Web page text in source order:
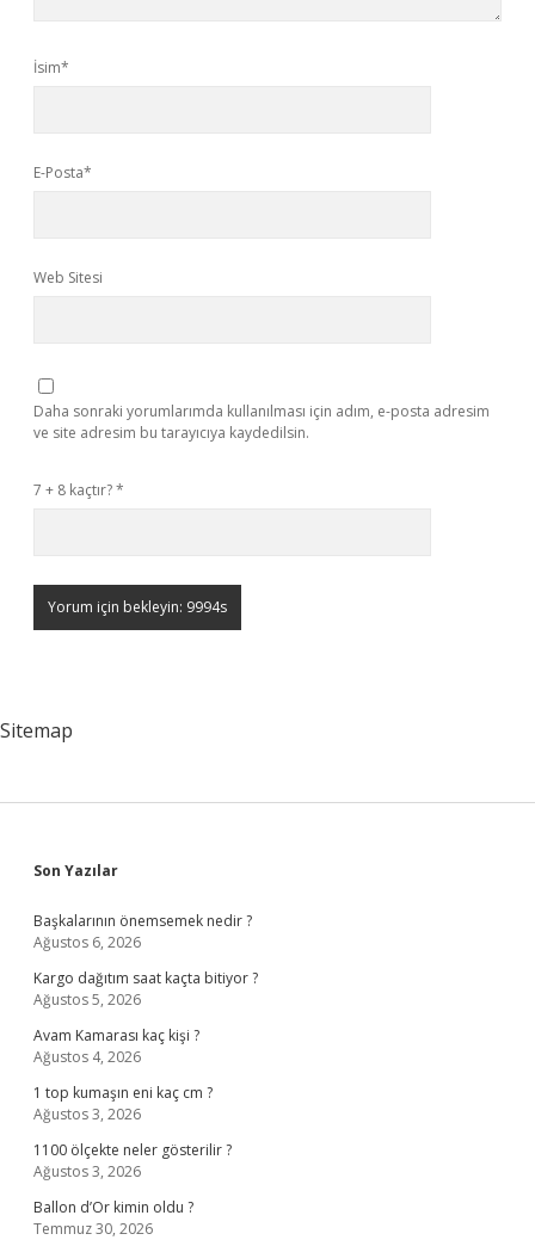
İsim*
E-Posta*
Web Sitesi
Daha sonraki yorumlarımda kullanılması için adım, e-posta adresim
ve site adresim bu tarayıcıya kaydedilsin.
7 + 8 kaçtır?*
Sitemap
Sidebar
Son Yazılar
Başkalarının önemsemek nedir ?
Ağustos 6, 2026
Kargo dağıtım saat kaçta bitiyor ?
Ağustos 5, 2026
Avam Kamarası kaç kişi ?
Ağustos 4, 2026
1 top kumaşın eni kaç cm ?
Ağustos 3, 2026
1100 ölçekte neler gösterilir ?
Ağustos 3, 2026
Ballon d’Or kimin oldu ?
Temmuz 30, 2026